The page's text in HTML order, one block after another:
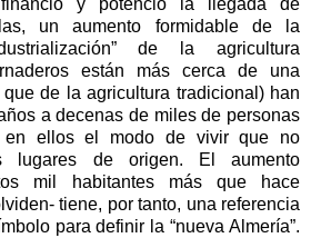
y potenció la llegada de
un aumento formidable de la
de la agricultura
están más cerca de una
de la agricultura tradicional) han
a decenas de miles de personas
en ellos el modo de vivir que no
lugares de origen. El aumento
mil habitantes más que hace
tiene, por tanto, una referencia
para definir la “nueva Almería”.